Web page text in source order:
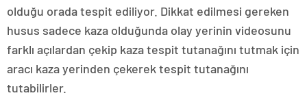
olduğu orada tespit ediliyor. Dikkat edilmesi gereken
husus sadece kaza olduğunda olay yerinin videosunu
farklı açılardan çekip kaza tespit tutanağını tutmak için
aracı kaza yerinden çekerek tespit tutanağını
tutabilirler.